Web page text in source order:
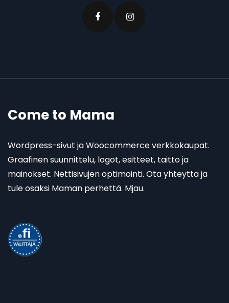
Come to Mama
Wordpress-sivut ja Woocommerce verkkokaupat.
Graafinen suunnittelu, logot, esitteet, taitto ja
mainokset. Nettisivujen optimointi. Ota yhteyttä ja
tule osaksi Maman perhettä. Mjau.